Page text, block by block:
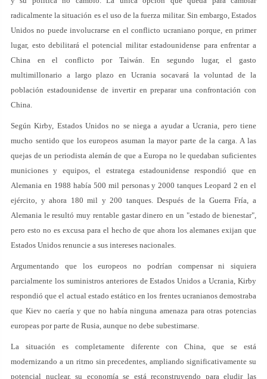
radicalmente la situación es el uso de la fuerza militar. Sin embargo, Estados
Unidos no puede involucrarse en el conflicto ucraniano porque, en primer
lugar, esto debilitará el potencial militar estadounidense para enfrentar a
China en el conflicto por Taiwán. En segundo lugar, el gasto
multimillonario a largo plazo en Ucrania socavará la voluntad de la
población estadounidense de invertir en preparar una confrontación con
China.
Según Kirby, Estados Unidos no se niega a ayudar a Ucrania, pero tiene
mucho sentido que los europeos asuman la mayor parte de la carga. A las
quejas de un periodista alemán de que a Europa no le quedaban suficientes
municiones y equipos, el estratega estadounidense respondió que en
Alemania en 1988 había 500 mil personas y 2000 tanques Leopard 2 en el
ejército, y ahora 180 mil y 200 tanques. Después de la Guerra Fría, a
Alemania le resultó muy rentable gastar dinero en un "estado de bienestar",
pero esto no es excusa para el hecho de que ahora los alemanes exijan que
Estados Unidos renuncie a sus intereses nacionales.
Argumentando que los europeos no podrían compensar ni siquiera
parcialmente los suministros anteriores de Estados Unidos a Ucrania, Kirby
respondió que el actual estado estático en los frentes ucranianos demostraba
que Kiev no caería y que no había ninguna amenaza para otras potencias
europeas por parte de Rusia, aunque no debe subestimarse.
La situación es completamente diferente con China, que se está
modernizando a un ritmo sin precedentes, ampliando significativamente su
potencial nuclear, su economía se está reconstruyendo para eludir las